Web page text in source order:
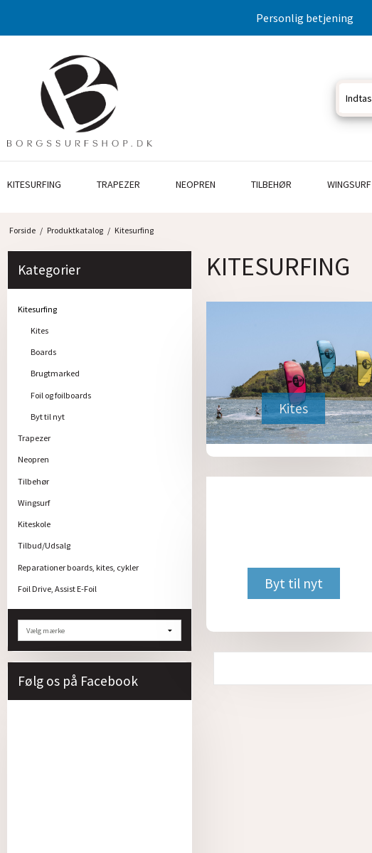
Personlig betjening
KITESURFING TRAPEZER NEOPREN TILBEHØR WINGSURF
Forside / Produktkatalog / Kitesurfing
Kategorier
Kitesurfing
Kites
Boards
Brugtmarked
Foil og foilboards
Byt til nyt
Trapezer
Neopren
Tilbehør
Wingsurf
Kiteskole
Tilbud/Udsalg
Reparationer boards, kites, cykler
Foil Drive, Assist E-Foil
Følg os på Facebook
KITESURFING
Kites
Byt til nyt